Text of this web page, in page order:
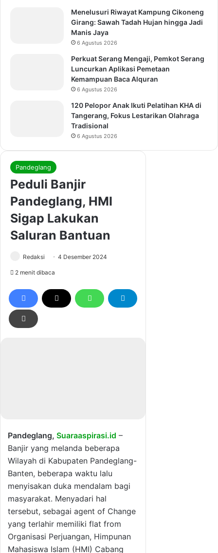
Menelusuri Riwayat Kampung Cikoneng
Girang: Sawah Tadah Hujan hingga Jadi
Manis Jaya
6 Agustus 2026
Perkuat Serang Mengaji, Pemkot Serang
Luncurkan Aplikasi Pemetaan
Kemampuan Baca Alquran
6 Agustus 2026
120 Pelopor Anak Ikuti Pelatihan KHA di
Tangerang, Fokus Lestarikan Olahraga
Tradisional
6 Agustus 2026